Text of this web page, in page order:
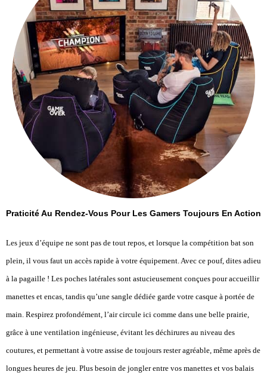
Praticité Au Rendez-Vous Pour Les Gamers Toujours En Action
Les jeux d’équipe ne sont pas de tout repos, et lorsque la compétition bat son
plein, il vous faut un accès rapide à votre équipement. Avec ce pouf, dites adieu
à la pagaille ! Les poches latérales sont astucieusement conçues pour accueillir
manettes et encas, tandis qu’une sangle dédiée garde votre casque à portée de
main. Respirez profondément, l’air circule ici comme dans une belle prairie,
grâce à une ventilation ingénieuse, évitant les déchirures au niveau des
coutures, et permettant à votre assise de toujours rester agréable, même après de
longues heures de jeu. Plus besoin de jongler entre vos manettes et vos balais